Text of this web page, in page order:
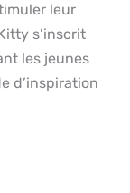
leur
s’inscrit
les jeunes
d’inspiration